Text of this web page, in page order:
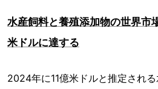
水産飼料と養殖添加物の世界
米ドルに達する
2024年に11億米ドルと推定され